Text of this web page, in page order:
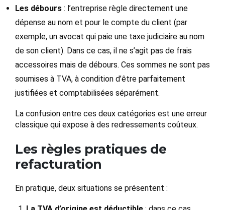
Les débours : l’entreprise règle directement une
dépense au nom et pour le compte du client (par
exemple, un avocat qui paie une taxe judiciaire au nom
de son client). Dans ce cas, il ne s’agit pas de frais
accessoires mais de débours. Ces sommes ne sont pas
soumises à TVA, à condition d’être parfaitement
justifiées et comptabilisées séparément.
La confusion entre ces deux catégories est une erreur
classique qui expose à des redressements coûteux.
Les règles pratiques de
refacturation
En pratique, deux situations se présentent :